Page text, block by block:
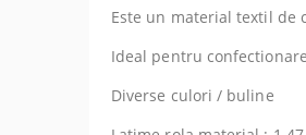
Este un material textil de
Ideal pentru
Diverse culori / buline